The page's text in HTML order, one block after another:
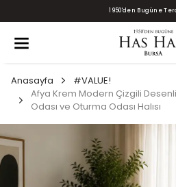
1950'den Bugüne
Anasayfa
#VALUE!
Afya Krem Modern Çizgili
Odası ve Oturma Odası Halısı